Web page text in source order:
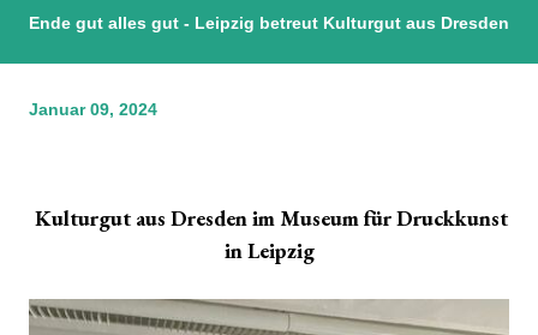
Ende gut alles gut - Leipzig betreut Kulturgut aus Dresden
Januar 09, 2024
Kulturgut aus Dresdenim Museum für Druckkunst
in Leipzig